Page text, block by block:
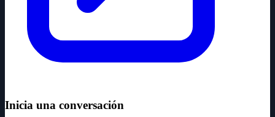
Inicia una conversación